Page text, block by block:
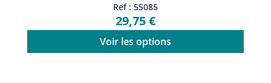
Ref : 55085
29,75 €
Voir les options